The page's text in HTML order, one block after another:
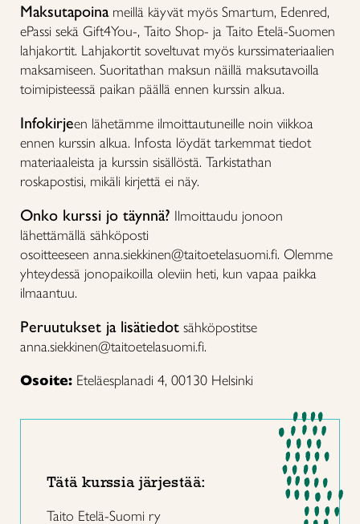
Maksutapoinameillä käyvät myös Smartum, Edenred,
ePassi sekä Gift4You-, Taito Shop- ja Taito Etelä-Suomen
lahjakortit. Lahjakortit soveltuvat myös kurssimateriaalien
maksamiseen. Suoritathan maksun näillä maksutavoilla
toimipisteessä paikan päällä ennen kurssin alkua.
Infokirjeen lähetämme ilmoittautuneille noin viikkoa
ennen kurssin alkua. Infosta löydät tarkemmat tiedot
materiaaleista ja kurssin sisällöstä. Tarkistathan
roskapostisi, mikäli kirjettä ei näy.
Onko kurssi jo täynnä? Ilmoittaudu jonoon
lähettämällä sähköposti
osoitteeseen anna.siekkinen@taitoetelasuomi.fi. Olemme
yhteydessä jonopaikoilla oleviin heti, kun vapaa paikka
ilmaantuu.
Peruutukset ja lisätiedot sähköpostitse
anna.siekkinen@taitoetelasuomi.fi.
Osoite: Eteläesplanadi 4, 00130 Helsinki
Tätä kurssia järjestää:
Taito Etelä-Suomi ry